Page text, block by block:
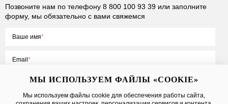
Позвоните нам по телефону 8 800 100 93 39 или заполните
форму, мы обязательно с вами свяжемся
Ваше имя
Email
МЫ ИСПОЛЬЗУЕМ ФАЙЛЫ «COOKIE»
Мы используем файлы cookie для обеспечения работы сайта,